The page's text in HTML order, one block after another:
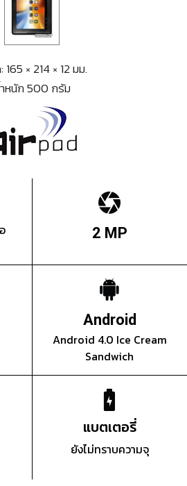
165 × 214 × 12 มม.
หนัก 500 กรัม
2 MP
Android
Android 4.0 Ice Cream
Sandwich
แบตเตอรี่
ยังไม่ทราบความจุ